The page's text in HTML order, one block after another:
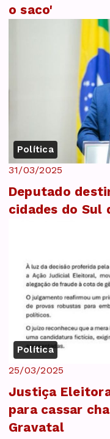
o saco'
Política
31/03/2025
Deputado
cidades do Sul
Política
25/03/2025
Justiça
para cassar
Gravatal